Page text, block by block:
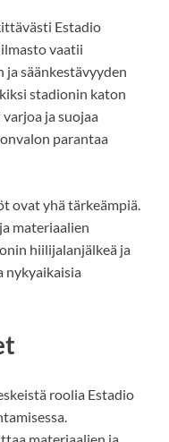
Estadio
vaatii
säänkestävyyden
stadionin katon
ja suojaa
parantaa
ovat yhä tärkeämpiä.
materiaalien
hiilijalanjälkeä ja
nykyaikaisia
roolia Estadio